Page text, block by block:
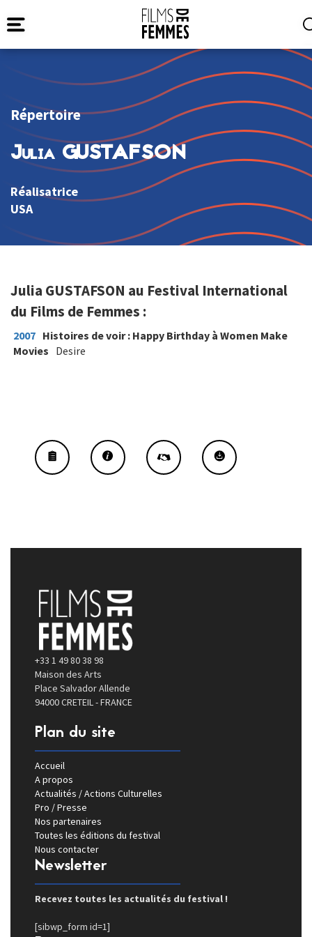
Répertoire
Julia GUSTAFSON
Réalisatrice
USA
Julia GUSTAFSON au Festival International
du Films de Femmes :
2007 Histoires de voir : Happy Birthday à Women Make
Movies Desire
+33 1 49 80 38 98
Maison des Arts
Place Salvador Allende
94000 CRETEIL - FRANCE
Plan du site
Accueil
A propos
Actualités / Actions Culturelles
Pro / Presse
Nos partenaires
Toutes les éditions du festival
Nous contacter
Newsletter
Recevez toutes les actualités du festival !
[sibwp_form id=1]